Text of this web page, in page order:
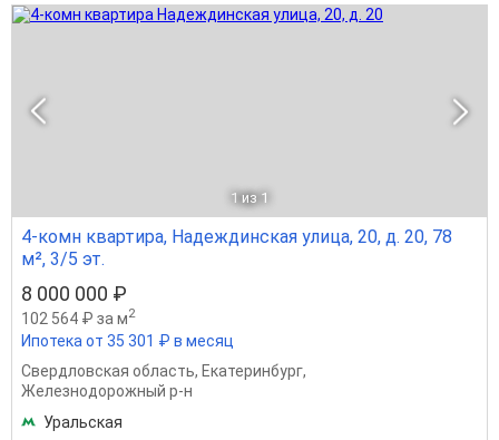
1 из 1
4-комн квартира, Надеждинская улица, 20, д. 20, 78
м², 3/5 эт.
8 000 000 ₽
102 564 ₽ за м2
Ипотека от 35 301 ₽ в месяц
Свердловская область, Екатеринбург,
Железнодорожный р-н
Уральская